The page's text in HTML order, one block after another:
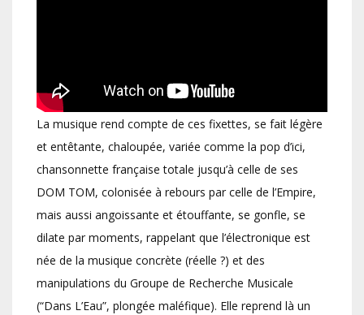
La musique rend compte de ces fixettes, se fait légère
et entêtante, chaloupée, variée comme la pop d’ici,
chansonnette française totale jusqu’à celle de ses
DOM TOM, colonisée à rebours par celle de l’Empire,
mais aussi angoissante et étouffante, se gonfle, se
dilate par moments, rappelant que l’électronique est
née de la musique concrète (réelle ?) et des
manipulations du Groupe de Recherche Musicale
(“Dans L’Eau”, plongée maléfique). Elle reprend là un